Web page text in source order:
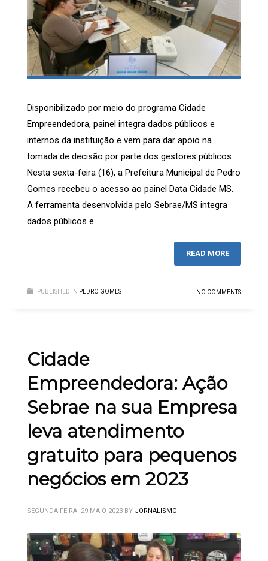
Disponibilizado por meio do programa Cidade
Empreendedora, painel integra dados públicos e
internos da instituição e vem para dar apoio na
tomada de decisão por parte dos gestores públicos
Nesta sexta-feira (16), a Prefeitura Municipal de Pedro
Gomes recebeu o acesso ao painel Data Cidade MS.
A ferramenta desenvolvida pelo Sebrae/MS integra
dados públicos e
READ MORE
PUBLISHED IN PEDRO GOMES NO COMMENTS
Cidade
Empreendedora: Ação
Sebrae na sua Empresa
leva atendimento
gratuito para pequenos
negócios em 2023
SEGUNDA-FEIRA, 29 MAIO 2023 BY JORNALISMO